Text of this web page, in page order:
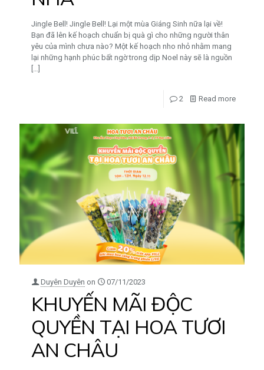
Jingle Bell! Jingle Bell! Lại một mùa Giáng Sinh nữa lại về!
Bạn đã lên kế hoạch chuẩn bị quà gì cho những người thân
yêu của mình chưa nào? Một kế hoạch nho nhỏ nhằm mang
lại những hạnh phúc bất ngờ trong dịp Noel này sẽ là nguồn
2 Read more
Duyên Duyên on 07/11/2023
KHUYẾN MÃI ĐỘC
QUYỀN TẠI HOA TƯƠI
AN CHÂU